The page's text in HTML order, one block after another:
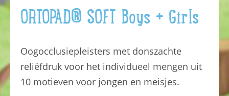
ORTOPAD® SOFT Boys + Girls
Oogocclusiepleisters met donszachte
reliëfdruk voor het individueel mengen uit
10 motieven voor jongen en meisjes.